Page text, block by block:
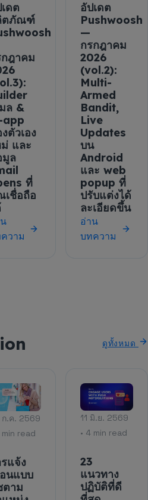
ดต
ตภัณฑ์
ฎาคม
ล &
app
ตัวเอง
และ
มูล
ที่
เชื่อถือ
วาม
อัปเดต
Pushwoosh
—
กรกฎาคม
2026
(vol.2):
Multi-
Armed
Bandit,
Live
Updates
บน
Android
และ web
popup ที่
ปรับแต่งได้
ละเอียดขึ้น
อ่าน
บทความ
ดูทั้งหมด
ก.ค. 2569
min read
แจ้ง
นแบบ
าม
11 มิ.ย. 2569
• 4 min read
23
แนวทาง
ปฏิบัติที่ดี